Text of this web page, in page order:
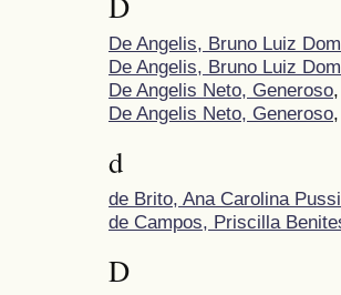
De Angelis, Bruno Luiz
De Angelis, Bruno Luiz
De Angelis Neto, Generoso
De Angelis Neto, Generoso
d
de Brito, Ana Carolina Pussi
de Campos, Priscilla
D